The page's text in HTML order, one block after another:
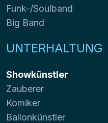
Funk-/Soulband
Big Band
UNTERHALTUNG
Showkünstler
Zauberer
Komiker
Ballonkünstler